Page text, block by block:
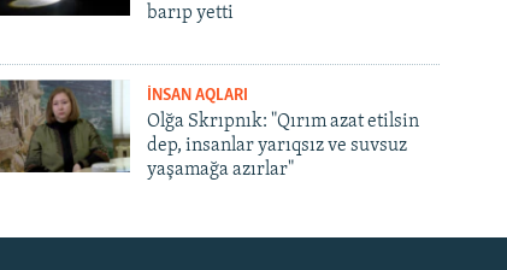
barıp yetti
İNSAN AQLARI
Olğa Skrıpnık: "Qırım azat etilsin
dep, insanlar yarıqsız ve suvsuz
yaşamağa azırlar"